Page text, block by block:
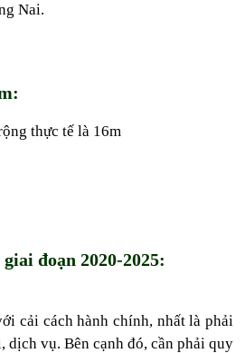
Nai.
thực tế là 16m
đoạn 2020-2025:
cải cách hành chính, nhất là phải
dịch vụ. Bên cạnh đó, cần phải quy